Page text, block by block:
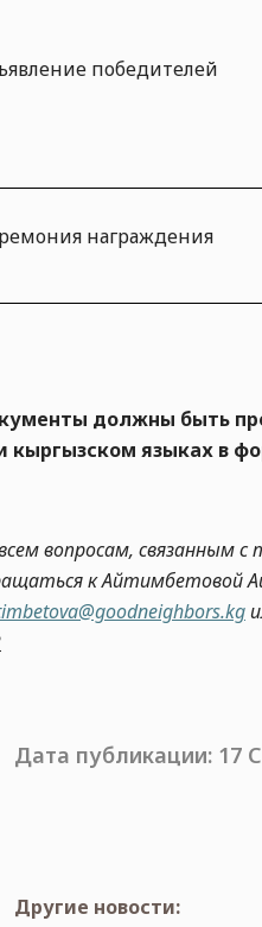
победителей
награждения
должны быть
кыргызском языках в
вопросам, связанным с
к Айтимбетовой
Дата публикации: 17
Другие новости: